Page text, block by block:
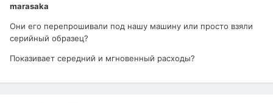
marasaka
Они его перепрошивали под нашу машину или просто взяли
серийный образец?
Показивает середний и мгновенный расходы?